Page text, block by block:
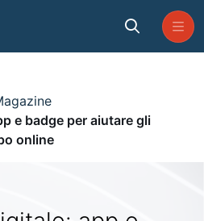
e badge per aiutare gli
online